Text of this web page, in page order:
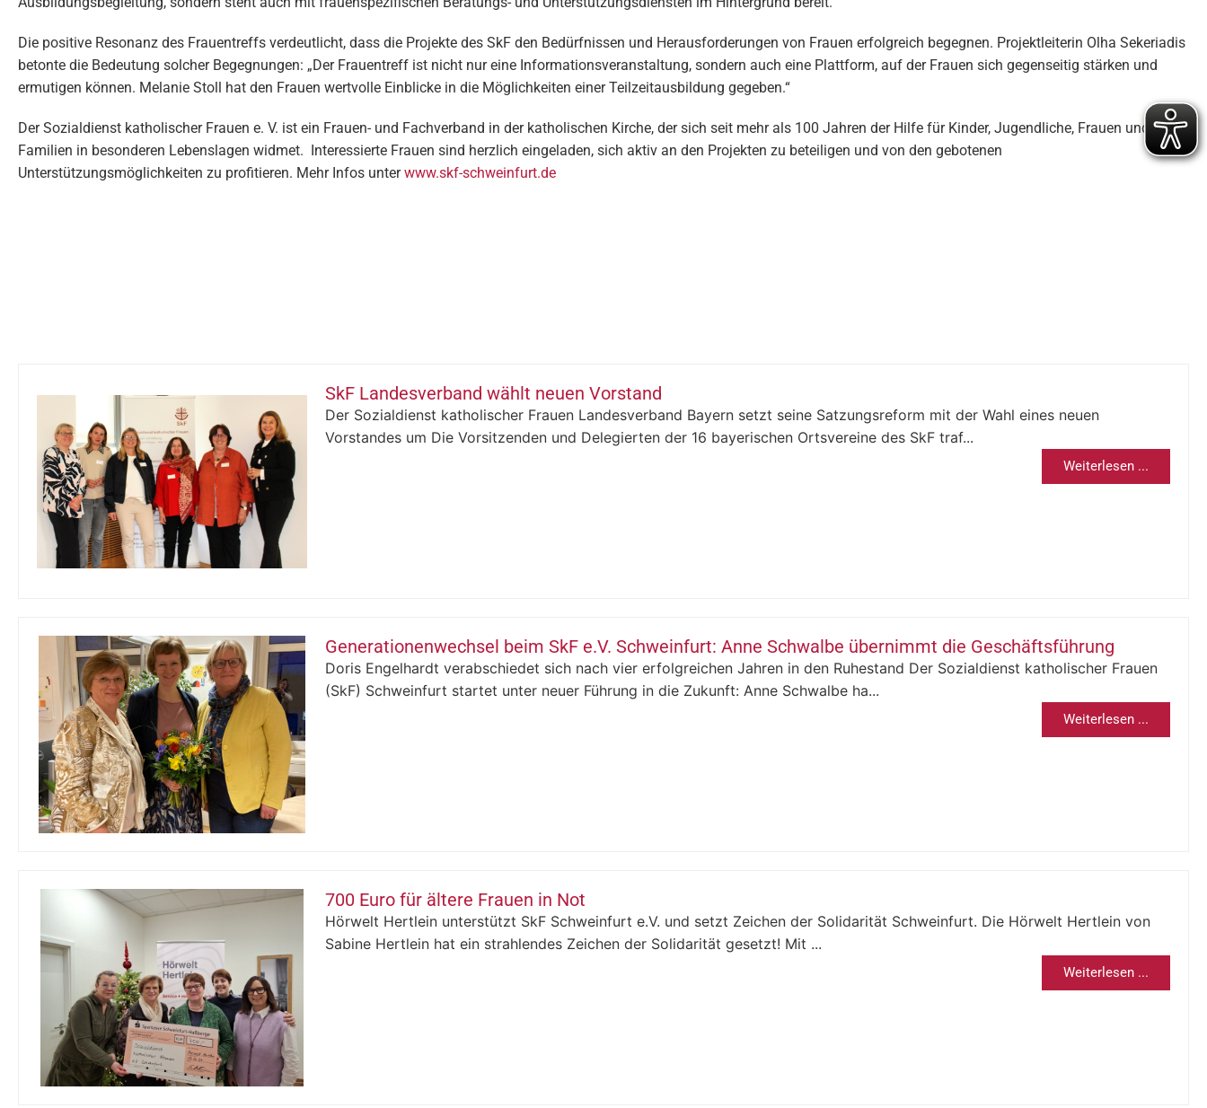
Die positive Resonanz des Frauentreffs verdeutlicht, dass die Projekte des SkF den Bedürfnissen und Herausforderungen von Frauen erfolgreich begegnen. Projektleiterin Olha Sekeriadis
betonte die Bedeutung solcher Begegnungen: „Der Frauentreff ist nicht nur eine Informationsveranstaltung, sondern auch eine Plattform, auf der Frauen sich gegenseitig stärken und
ermutigen können. Melanie Stoll hat den Frauen wertvolle Einblicke in die Möglichkeiten einer Teilzeitausbildung gegeben.“
Der Sozialdienst katholischer Frauen e. V. ist ein Frauen- und Fachverband in der katholischen Kirche, der sich seit mehr als 100 Jahren der Hilfe für Kinder, Jugendliche, Frauen und ihrer
Familien in besonderen Lebenslagen widmet. Interessierte Frauen sind herzlich eingeladen, sich aktiv an den Projekten zu beteiligen und von den gebotenen
Unterstützungsmöglichkeiten zu profitieren. Mehr Infos unterwww.skf-schweinfurt.de
SkF Landesverband wählt neuen Vorstand
Der Sozialdienst katholischer Frauen Landesverband Bayern setzt seine Satzungsreform mit der Wahl eines neuen
Vorstandes um Die Vorsitzenden und Delegierten der 16 bayerischen Ortsvereine des SkF traf...
Weiterlesen ...
Generationenwechsel beim SkF e.V. Schweinfurt: Anne Schwalbe übernimmt die Geschäftsführung
Doris Engelhardt verabschiedet sich nach vier erfolgreichen Jahren in den Ruhestand Der Sozialdienst katholischer Frauen
(SkF) Schweinfurt startet unter neuer Führung in die Zukunft: Anne Schwalbe ha...
Weiterlesen ...
700 Euro für ältere Frauen in Not
Hörwelt Hertlein unterstützt SkF Schweinfurt e.V. und setzt Zeichen der Solidarität Schweinfurt. Die Hörwelt Hertlein von
Sabine Hertlein hat ein strahlendes Zeichen der Solidarität gesetzt! Mit ...
Weiterlesen ...